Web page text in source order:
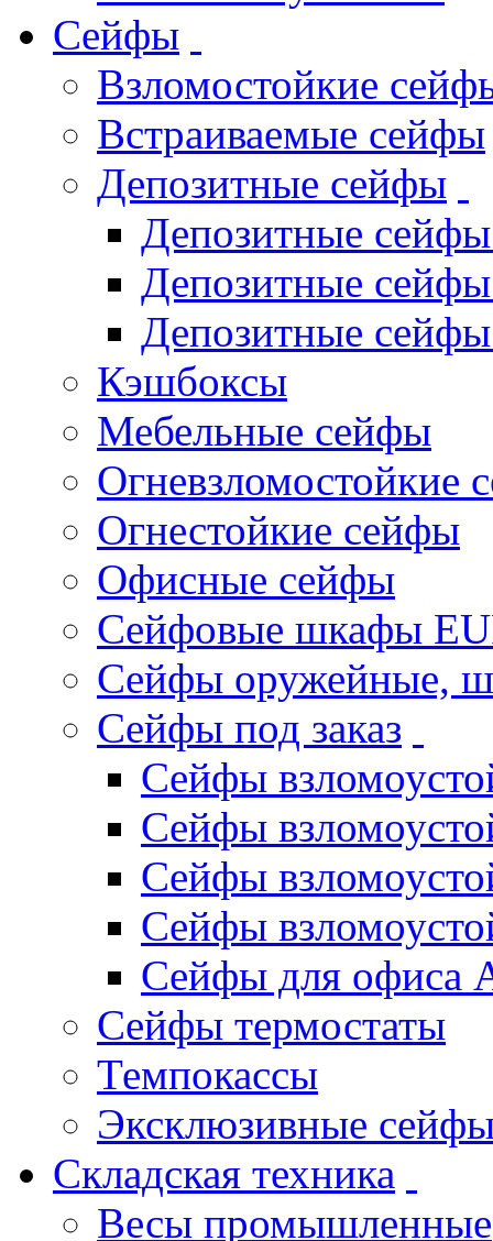
Сейфы
Взломостойкие
Встраиваемые сейфы
Депозитные сейфы
Депозитные
Депозитные
Депозитные
Кэшбоксы
Мебельные сейфы
Огневзломостойкие
Огнестойкие сейфы
Офисные сейфы
Сейфовые шкафы
Сейфы оружейные,
Сейфы под заказ
Сейфы
Сейфы
Сейфы
Сейфы
Сейфы для офиса
Сейфы термостаты
Темпокассы
Эксклюзивные
Складская техника
Весы промышленные